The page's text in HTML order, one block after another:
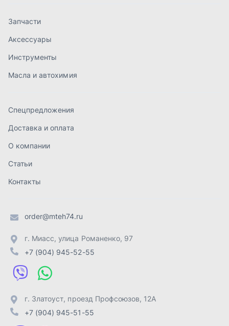
Контакты
order@mteh74.ru
+7 (904) 945-52-55
г. Златоуст
г. Челябинск
+7 (904) 945-04-44
Отправить заявку